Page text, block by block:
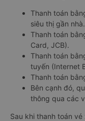
Thanh toán
siêu thị gần nhà.
Thanh toán
Card, JCB).
Thanh toán
tuyến (Internet
Thanh toán
Bên cạnh đó,
thông qua các
Sau khi thanh toán